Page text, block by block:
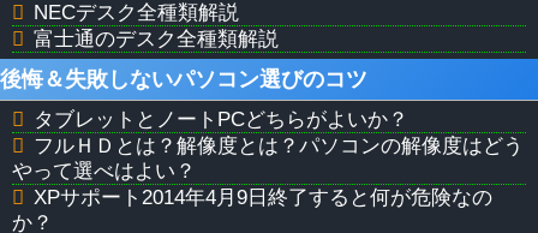
NECデスク全種類解説
富士通のデスク全種類解説
後悔＆失敗しないパソコン選びのコツ
タブレットとノートPCどちらがよいか？
フルＨＤとは？解像度とは？パソコンの解像度はどう
やって選べはよい？
XPサポート2014年4月9日終了すると何が危険なの
か？